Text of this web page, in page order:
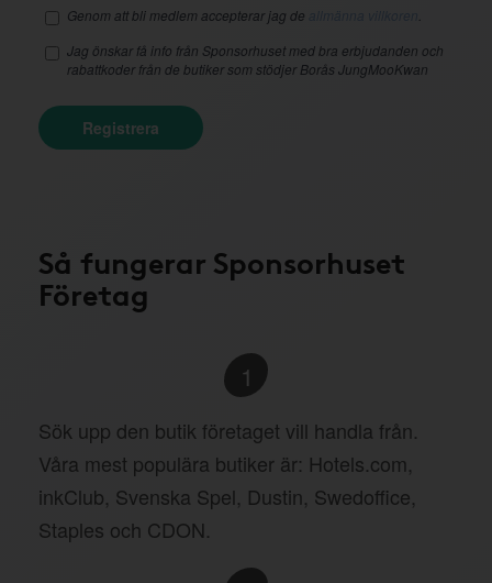
Genom att bli medlem accepterar jag de
Jag önskar få info från Sponsorhuset med bra erbjudanden och
rabattkoder från de butiker som stödjer Borås JungMooKwan
Registrera
Så fungerar Sponsorhuset
Företag
1
Sök upp den butik företaget vill handla från.
Våra mest populära butiker är: Hotels.com,
inkClub, Svenska Spel, Dustin, Swedoffice,
Staples och CDON.